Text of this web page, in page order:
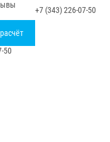
+7 (343) 226-07-50
50